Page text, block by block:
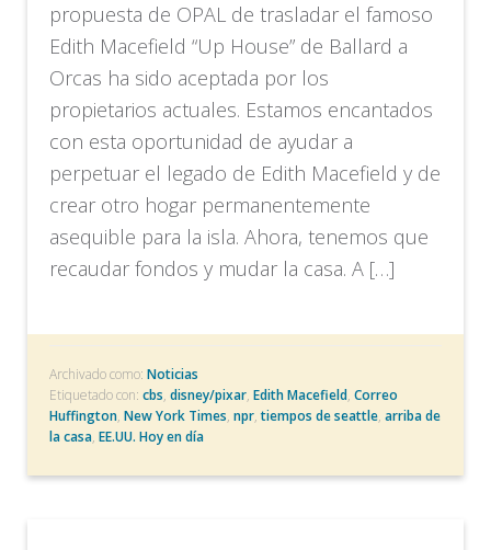
propuesta de OPAL de trasladar el famoso
Edith Macefield “Up House” de Ballard a
Orcas ha sido aceptada por los
propietarios actuales. Estamos encantados
con esta oportunidad de ayudar a
perpetuar el legado de Edith Macefield y de
crear otro hogar permanentemente
asequible para la isla. Ahora, tenemos que
recaudar fondos y mudar la casa. A […]
Archivado como:Noticias
Etiquetado con:cbs,disney/pixar,Edith Macefield,Correo
Huffington,New York Times,npr,tiempos de seattle,arriba de
la casa,EE.UU. Hoy en día